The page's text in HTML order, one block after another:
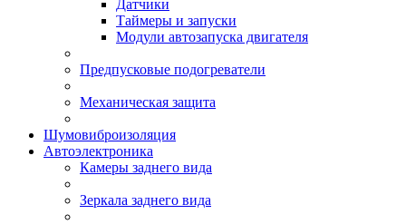
Датчики
Таймеры и запуски
Модули автозапуска двигателя
Предпусковые подогреватели
Механическая защита
Шумовиброизоляция
Автоэлектроника
Камеры заднего вида
Зеркала заднего вида